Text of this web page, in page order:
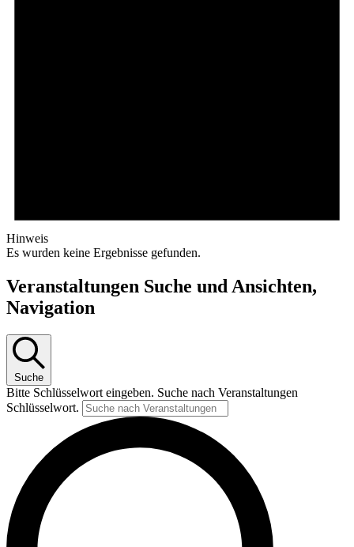
Hinweis
Es wurden keine Ergebnisse gefunden.
Veranstaltungen Suche und Ansichten,
Navigation
Suche
Bitte Schlüsselwort eingeben. Suche nach Veranstaltungen
Schlüsselwort.